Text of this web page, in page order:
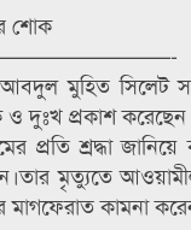
শোক
আবদুল মুহিত সিলেট
দুঃখ প্রকাশ
প্রতি শ্রদ্ধা
মৃত্যুতে
মাগফেরাত কামনা